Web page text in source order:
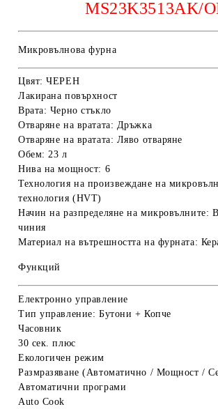
MS23K3513AK/
Микровълнова фурна
Цвят:ЧЕРЕН
Лакирана повърхност
Врата: Черно стъкло
Отваряне на вратата: Дръжка
Отваряне на вратата: Ляво отваряне
Обем:23л
Нива на мощност: 6
Технология на произвеждане на
технология (HVT)
Начин на разпределяне на микровълните:
чиния
Материал на вътрешността на фурната:
Функций
Електронно управление
Тип управление: Бутони + Копче
Часовник
30 сек. плюс
Екологичен режим
Размразяване (Автоматично / Мощност /
Автоматични програми
Auto Cook